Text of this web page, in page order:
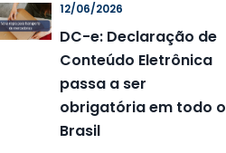
12/06/2026
DC-e: Declaração de
Conteúdo Eletrônica
passa a ser
obrigatória em todo o
Brasil